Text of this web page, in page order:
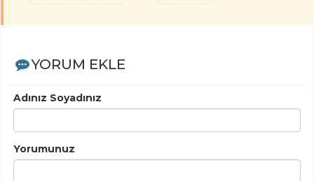
YORUM EKLE
Adınız Soyadınız
Yorumunuz